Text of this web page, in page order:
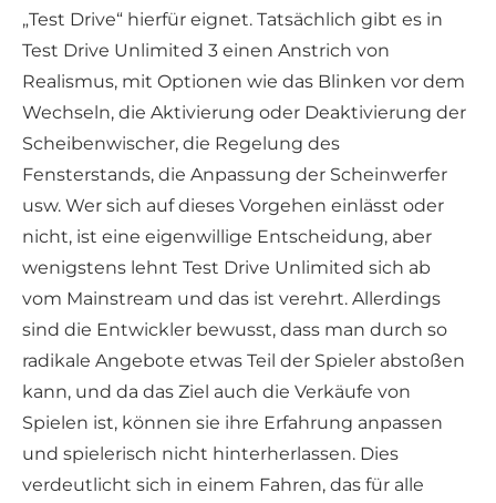
„Test Drive“ hierfür eignet. Tatsächlich gibt es in
Test Drive Unlimited 3 einen Anstrich von
Realismus, mit Optionen wie das Blinken vor dem
Wechseln, die Aktivierung oder Deaktivierung der
Scheibenwischer, die Regelung des
Fensterstands, die Anpassung der Scheinwerfer
usw. Wer sich auf dieses Vorgehen einlässt oder
nicht, ist eine eigenwillige Entscheidung, aber
wenigstens lehnt Test Drive Unlimited sich ab
vom Mainstream und das ist verehrt. Allerdings
sind die Entwickler bewusst, dass man durch so
radikale Angebote etwas Teil der Spieler abstoßen
kann, und da das Ziel auch die Verkäufe von
Spielen ist, können sie ihre Erfahrung anpassen
und spielerisch nicht hinterherlassen. Dies
verdeutlicht sich in einem Fahren, das für alle